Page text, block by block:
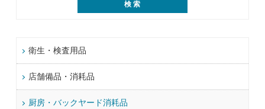
衛生・検査用品
店舗備品・消耗品
厨房・バックヤード消耗品